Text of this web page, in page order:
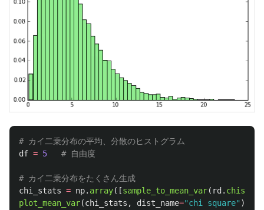
df = 5
chi_stats = np. array([sample_to_mean_var( rd .
plot_mean_var(chi_stats , dist_name="chi square" )